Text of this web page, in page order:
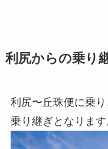
利尻からの乗り
利尻〜丘珠便に乗
乗り継ぎとなります